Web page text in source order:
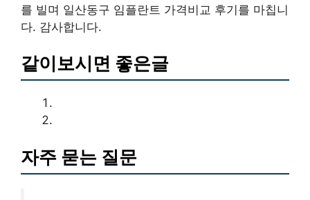
를 빌며 일산동구 임플란트 가격비교 후기를 마칩니
다. 감사합니다.
같이보시면 좋은글
자주 묻는 질문